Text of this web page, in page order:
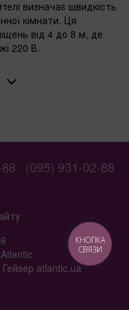
визначає швидкість
кімнати. Ця
від 4 до 8 м, де
220 В.
до 8 м і основне
500 Вт
ванних в
повітря. Для
— вони
у ванній
опалення 500 Вт
душу.
(095) 931-02-88
atlantic.ua
КНОПКА
СВЯЗИ